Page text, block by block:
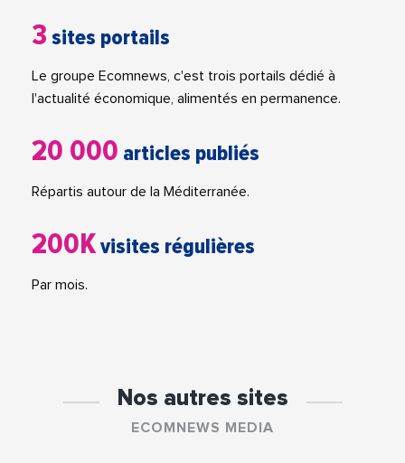
3 sites portails
Le groupe Ecomnews, c'est trois portails dédié à
l'actualité économique, alimentés en permanence.
20 000 articles publiés
Répartis autour de la Méditerranée.
200Kvisites régulières
Par mois.
Nos autres sites
ECOMNEWS MEDIA